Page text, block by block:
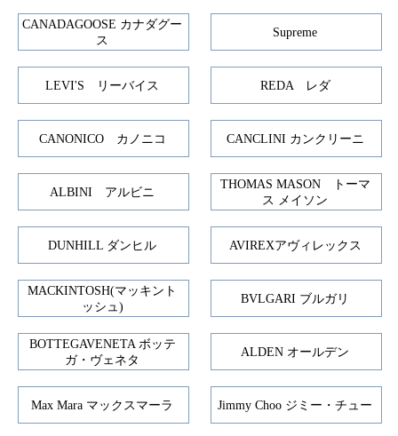
CANADAGOOSE カナダグー
ス
Supreme
LEVI'S リーバイス REDA レダ
CANONICO カノニコ CANCLINI カンクリーニ
ALBINI アルビニ
THOMAS MASON トーマ
ス メイソン
DUNHILL ダンヒル AVIREXアヴィレックス
MACKINTOSH(マッキント
ッシュ)
BVLGARI ブルガリ
BOTTEGAVENETA ボッテ
ガ・ヴェネタ
ALDEN オールデン
Max Mara マックスマーラ Jimmy Choo ジミー・チュー